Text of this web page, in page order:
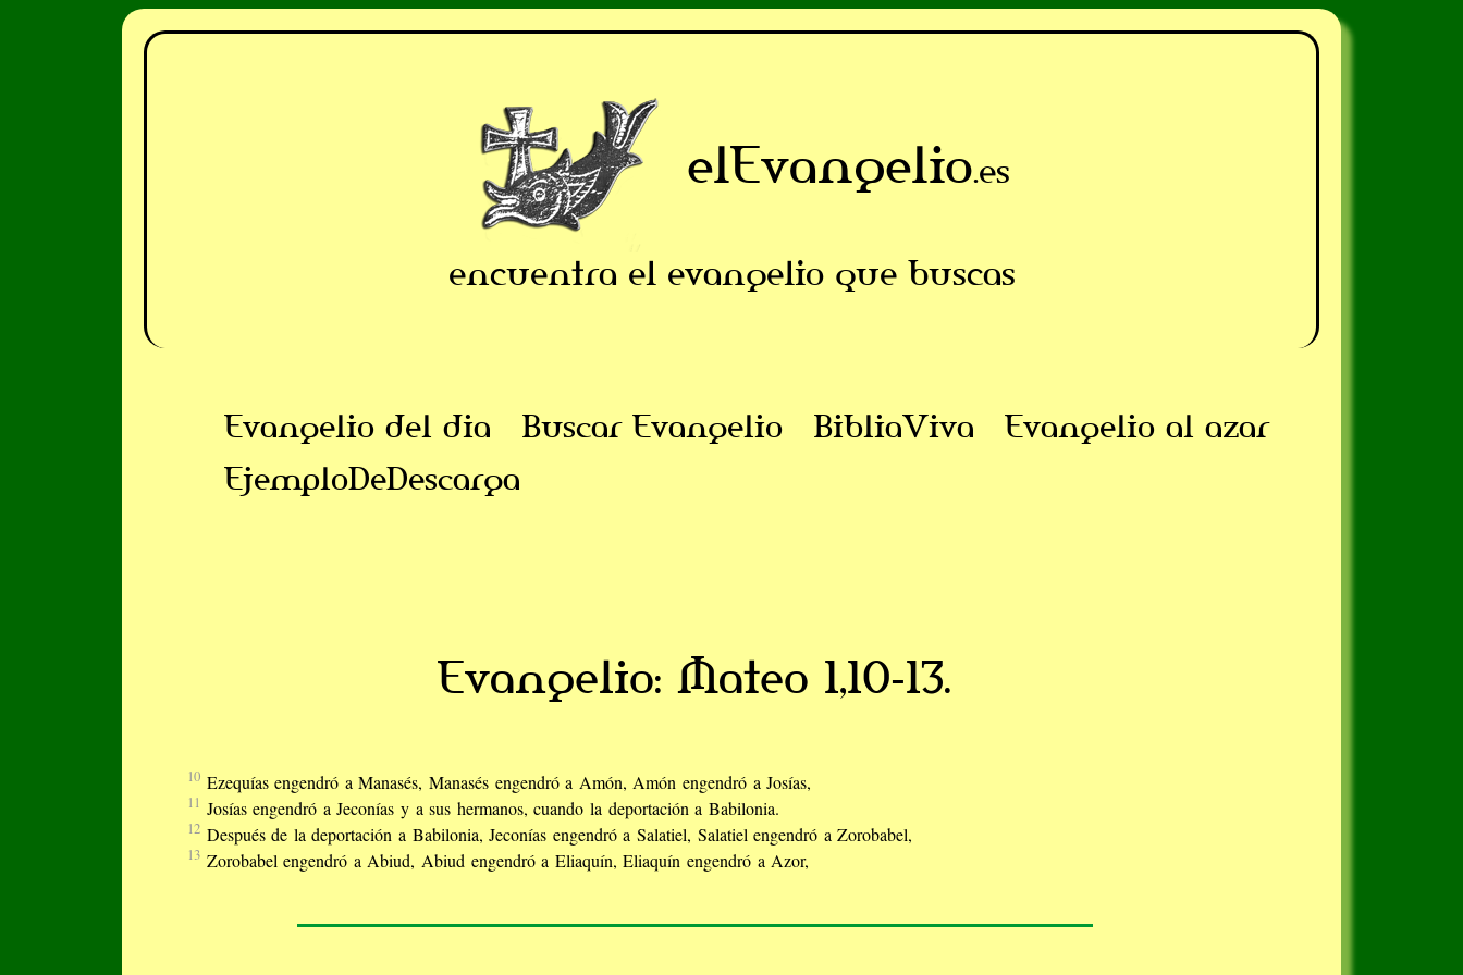
elEvangelio.es
encuentra el evangelio que buscas
Evangelio del dia Buscar Evangelio BibliaViva
Evangelio al azar
EjemploDeDescarga
Evangelio: Mateo 1,10-13.
10 Ezequías engendró a Manasés, Manasés engendró a Amón, Amón engendró a Josías,
11 Josías engendró a Jeconías y a sus hermanos, cuando la deportación a Babilonia.
12 Después de la deportación a Babilonia, Jeconías engendró a Salatiel, Salatiel engendró a Zorobabel,
13 Zorobabel engendró a Abiud, Abiud engendró a Eliaquín, Eliaquín engendró a Azor,